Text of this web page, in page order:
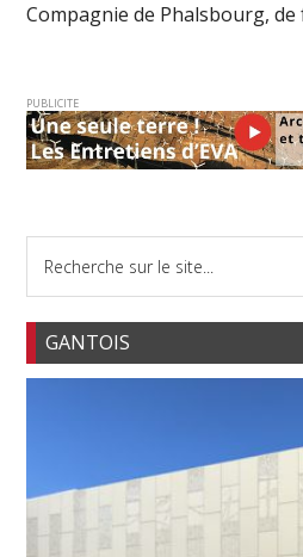
Compagnie de Phalsbourg, de
PUBLICITE
GANTOIS